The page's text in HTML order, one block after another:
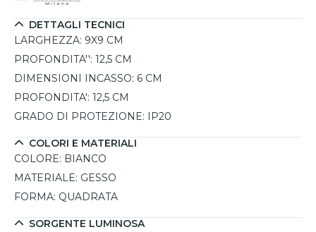
negozi e hotel. Grazie all'attacco GU10, è compatibile con
lampadine LED (non incluse) e non necessita di driver,
collegandosi direttamente alla rete elettrica 220/240V. La
collezione SIRIS include modelli a una e due luci,
DETTAGLI TECNICI
LARGHEZZA: 9X9 CM
PROFONDITA'': 12,5 CM
DIMENSIONI INCASSO: 6 CM
PROFONDITA': 12,5 CM
GRADO DI PROTEZIONE: IP20
COLORI E MATERIALI
COLORE: BIANCO
MATERIALE: GESSO
FORMA: QUADRATA
SORGENTE LUMINOSA